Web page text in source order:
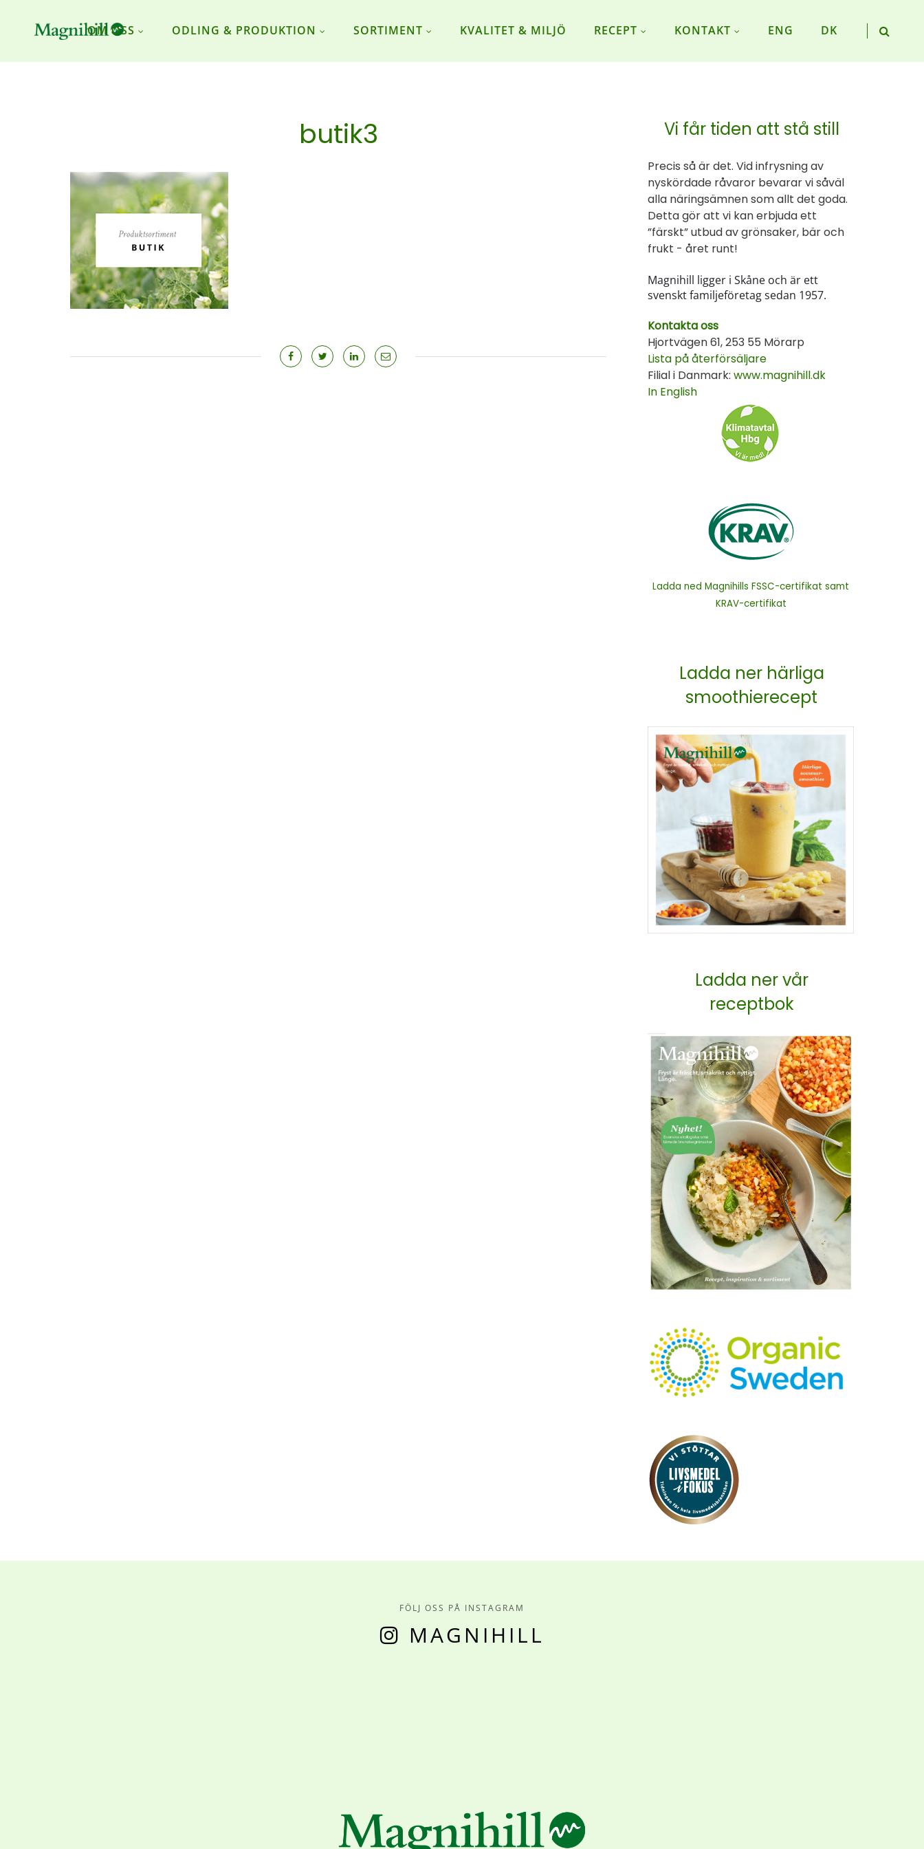
OM OSS ODLING & PRODUKTION SORTIMENT KVALITET & MILJÖ RECEPT KONTAKT ENG DK
butik3 Vi får tiden att stå still
Precis så är det. Vid infrysning av
nyskördade råvaror bevarar vi såväl
alla näringsämnen som allt det goda.
Detta gör att vi kan erbjuda ett
”färskt” utbud av grönsaker, bär och
frukt - året runt!
Magnihill ligger i Skåne och är ett
svenskt familjeföretag sedan 1957.
Kontakta oss
Hjortvägen 61, 253 55 Mörarp
Lista på återförsäljare
Filial i Danmark: www.magnihill.dk
In English
Ladda ned Magnihills FSSC-certifikat samt
KRAV-certifikat
Ladda ner härliga
smoothierecept
Ladda ner vår
receptbok
FÖLJ OSS PÅ INSTAGRAM
MAGNIHILL